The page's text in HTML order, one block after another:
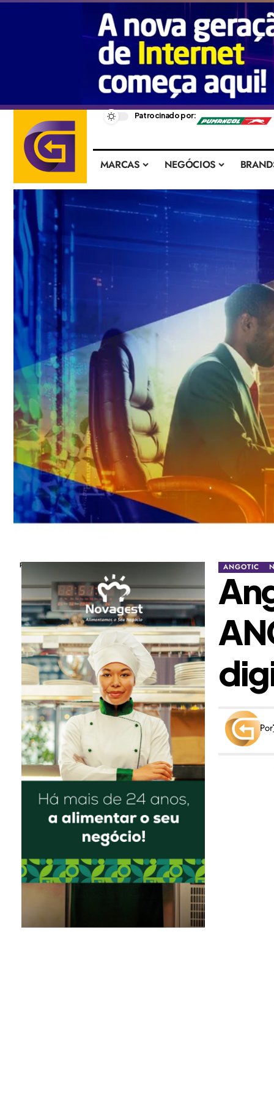
– Patrocinado por:
MARCAS NEGÓCIOS
Publicidade ANGOTIC
Por